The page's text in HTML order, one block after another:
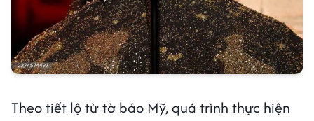
Theo tiết lộ từ tờ báo Mỹ, quá trình thực hiện